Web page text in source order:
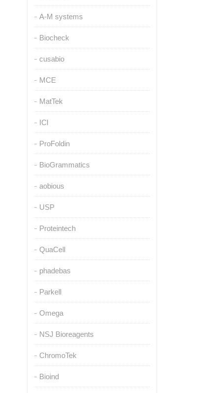
A-M systems
Biocheck
cusabio
MCE
MatTek
ICl
ProFoldin
BioGrammatics
aobious
USP
Proteintech
QuaCell
phadebas
Parkell
Omega
NSJ Bioreagents
ChromoTek
Bioind